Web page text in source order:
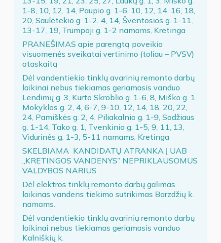
1-8, 10, 12, 14, Paupio g. 1-6, 10, 12, 14, 16, 18,
20, Saulėtekio g. 1-2, 4, 14, Šventosios g. 1-11,
13-17, 19, Trumpoji g. 1-2 namams, Kretinga
PRANEŠIMAS apie parengtą poveikio
visuomenės sveikatai vertinimo (toliau – PVSV)
ataskaitą
Dėl vandentiekio tinklų avarinių remonto darbų
laikinai nebus tiekiamas geriamasis vanduo
Lendimų g. 3, Kurto Skroblio g. 1-6, 8, Miško g. 1,
Mokyklos g. 2, 4, 6-7, 9-10, 12, 14, 18, 20, 22,
24, Pamiškės g. 2, 4, Piliakalnio g. 1-9, Sodžiaus
g. 1-14, Tako g. 1, Tvenkinio g. 1-5, 9, 11, 13,
Vidurinės g. 1-3, 5-11 namams, Kretinga
SKELBIAMA KANDIDATŲ ATRANKA Į UAB
„KRETINGOS VANDENYS” NEPRIKLAUSOMUS
VALDYBOS NARIUS
Dėl elektros tinklų remonto darbų galimas
laikinas vandens tiekimo sutrikimas Barzdžių k.
namams.
Dėl vandentiekio tinklų avarinių remonto darbų
laikinai nebus tiekiamas geriamasis vanduo
Kalniškių k.